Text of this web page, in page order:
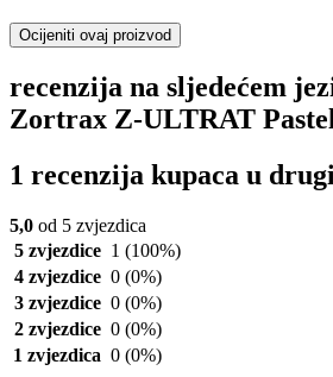
Ocijeniti ovaj proizvod
recenzija na sljedećem
Zortrax Z-ULTRAT
1 recenzija kupaca u
5,0 od 5 zvjezdica
5 zvjezdice 1 (100%)
4 zvjezdice 0 (0%)
3 zvjezdice 0 (0%)
2 zvjezdice 0 (0%)
1 zvjezdica 0 (0%)